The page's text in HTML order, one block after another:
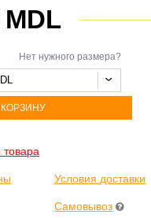
MDL
Нет нужного размера?
КОРЗИНУ
товара
Условия доставки
Самовывоз